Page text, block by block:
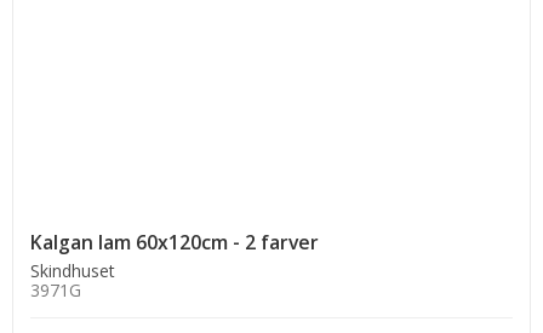
Kalgan lam 60x120cm - 2 farver
Skindhuset
3971G